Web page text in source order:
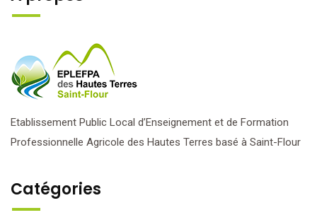
Etablissement Public Local d’Enseignement et de Formation
Professionnelle Agricole des Hautes Terres basé à Saint-Flour
Catégories